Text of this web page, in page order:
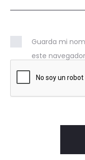
Guarda mi
este